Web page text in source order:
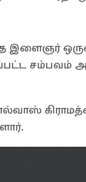
இளைஞர்
சம்பவம்